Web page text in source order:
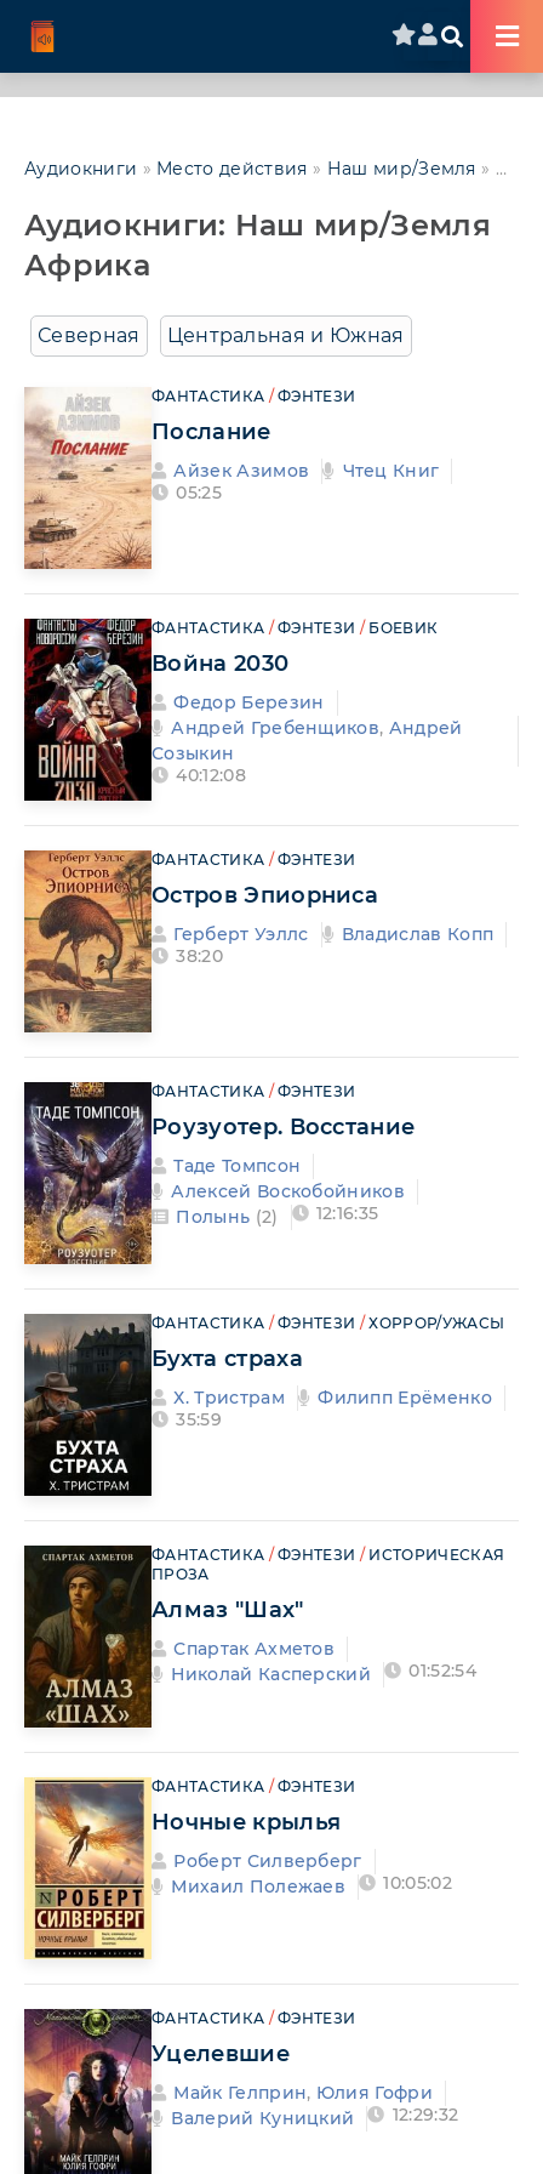
Аудиокниги » Место действия » Наш мир/Земля » Африка
Аудиокниги: Наш мир/Земля
Африка
Северная Центральная и Южная
ФАНТАСТИКА /ФЭНТЕЗИ
Послание
Айзек Азимов
Чтец Книг
05:25
ФАНТАСТИКА /ФЭНТЕЗИ / БОЕВИК
Война 2030
Федор Березин
Андрей Гребенщиков, Андрей
Созыкин
40:12:08
ФАНТАСТИКА /ФЭНТЕЗИ
Остров Эпиорниса
Герберт Уэллс
Владислав Копп
38:20
ФАНТАСТИКА /ФЭНТЕЗИ
Роузуотер. Восстание
Таде Томпсон
Алексей Воскобойников
Полынь (2) 12:16:35
ФАНТАСТИКА /ФЭНТЕЗИ /ХОРРОР/УЖАСЫ
Бухта страха
Х. Тристрам
Филипп Ерёменко
35:59
ФАНТАСТИКА /ФЭНТЕЗИ / ИСТОРИЧЕСКАЯ
ПРОЗА
Алмаз "Шах"
Спартак Ахметов
Николай Касперский
01:52:54
ФАНТАСТИКА /ФЭНТЕЗИ
Ночные крылья
Роберт Силверберг
Михаил Полежаев
10:05:02
ФАНТАСТИКА /ФЭНТЕЗИ
Уцелевшие
Майк Гелприн, Юлия Гофри
Валерий Куницкий
12:29:32